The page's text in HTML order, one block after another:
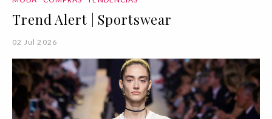
Trend Alert | Sportswear
02 Jul 2026